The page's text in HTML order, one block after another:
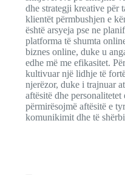
dhe strategji kreative për
klientët përmbushjen e
është arsyeja pse ne
platforma të shumta
biznes online, duke u
edhe më me efikasitet.
kultivuar një lidhje të
njerëzor, duke i trajnuar
aftësitë dhe
përmirësojmë aftësitë e
komunikimit dhe të